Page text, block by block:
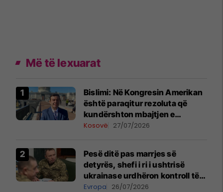
Më të lexuarat
Bislimi: Në Kongresin Amerikan
është paraqitur rezoluta që
kundërshton mbajtjen e
Asamblesë Parlamentare të
Kosovë 27/07/2026
Pesë ditë pas marrjes së
detyrës, shefi i ri i ushtrisë
ukrainase urdhëron kontroll të
madh
Evropa 26/07/2026